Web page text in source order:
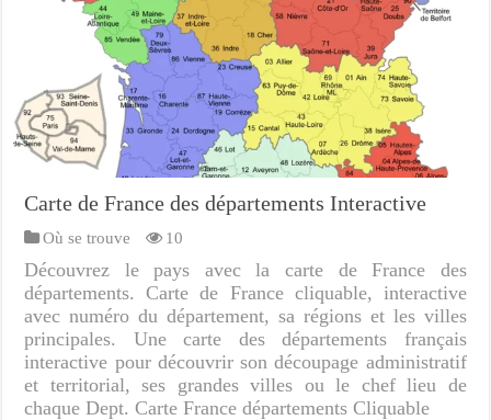
Carte de France des départements Interactive
Où se trouve 10
Découvrez le pays avec la carte de France des
départements. Carte de France cliquable, interactive
avec numéro du département, sa régions et les villes
principales. Une carte des départements français
interactive pour découvrir son découpage administratif
et territorial, ses grandes villes ou le chef lieu de
chaque Dept. Carte France départements Cliquable